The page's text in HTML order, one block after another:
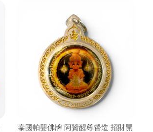
泰國帕嬰佛牌 阿贊醒尊督造 招財開